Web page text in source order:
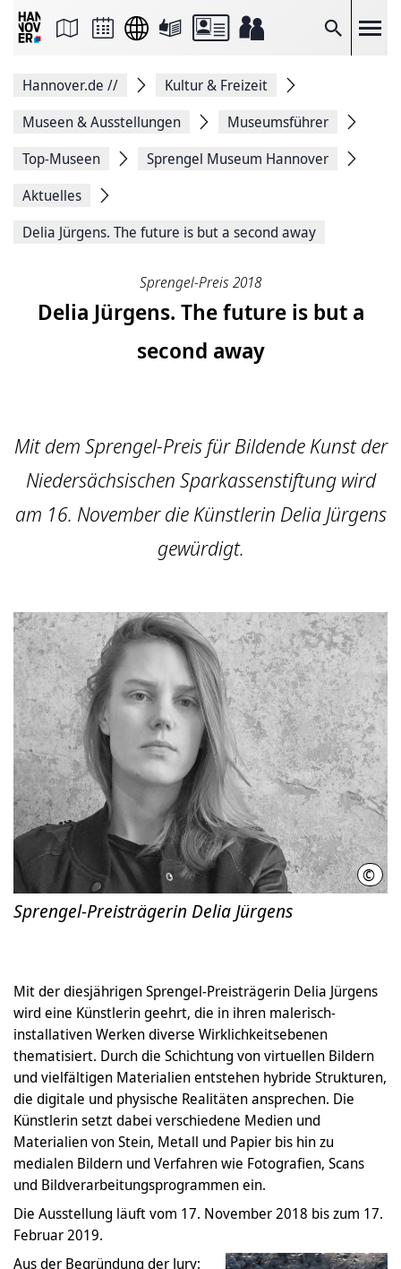
Suche
Seite
Facebook
teilen
Seitenlink
Seite
Hannover.de //
Kultur & Freizeit
Museen & Ausstellungen
Museumsführer
Top-Museen
Sprengel Museum Hannover
Aktuelles
Delia Jürgens. The future is but a second away
Sprengel-Preis 2018
Delia Jürgens. The future is but a
second away
Mit dem Sprengel-Preis für Bildende Kunst der
Niedersächsischen Sparkassenstiftung wird
am 16. November die Künstlerin Delia Jürgens
gewürdigt.
©
Sprengel-Preisträgerin Delia Jürgens
Mit der diesjährigen Sprengel-Preisträgerin Delia Jürgens
wird eine Künstlerin geehrt, die in ihren malerisch-
installativen Werken diverse Wirklichkeitsebenen
thematisiert. Durch die Schichtung von virtuellen Bildern
und vielfältigen Materialien entstehen hybride Strukturen,
die digitale und physische Realitäten ansprechen. Die
Künstlerin setzt dabei verschiedene Medien und
Materialien von Stein, Metall und Papier bis hin zu
medialen Bildern und Verfahren wie Fotografien, Scans
und Bildverarbeitungsprogrammen ein.
Die Ausstellung läuft vom 17. November 2018 bis zum 17.
Februar 2019.
Aus der Begründung der Jury: